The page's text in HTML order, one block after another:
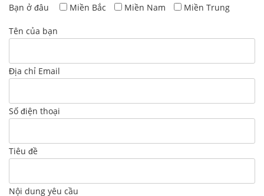
Bạn ở đâu
Miền Bắc Miền Nam Miền Trung
Tên của bạn
Địa chỉ Email
Số điện thoại
Tiêu đề
Nội dung yêu cầu